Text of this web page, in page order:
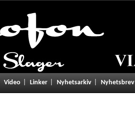
Video Linker Nyhetsarkiv Nyhetsbrev